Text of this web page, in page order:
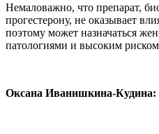
Немаловажно, что препарат,
прогестерону, не оказывает
поэтому может назначаться
патологиями и высоким
Оксана Иванишкина-Кудина: